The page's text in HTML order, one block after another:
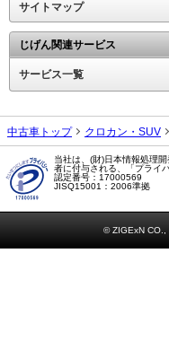
サイトマップ
じげん関連サービス
サービス一覧
中古車トップ クロカン・SUV
当社は、(財)日本情報処理
者に付与される、「プライ
認定番号：17000569
JISQ15001：2006準拠
© ZIGExN CO.,